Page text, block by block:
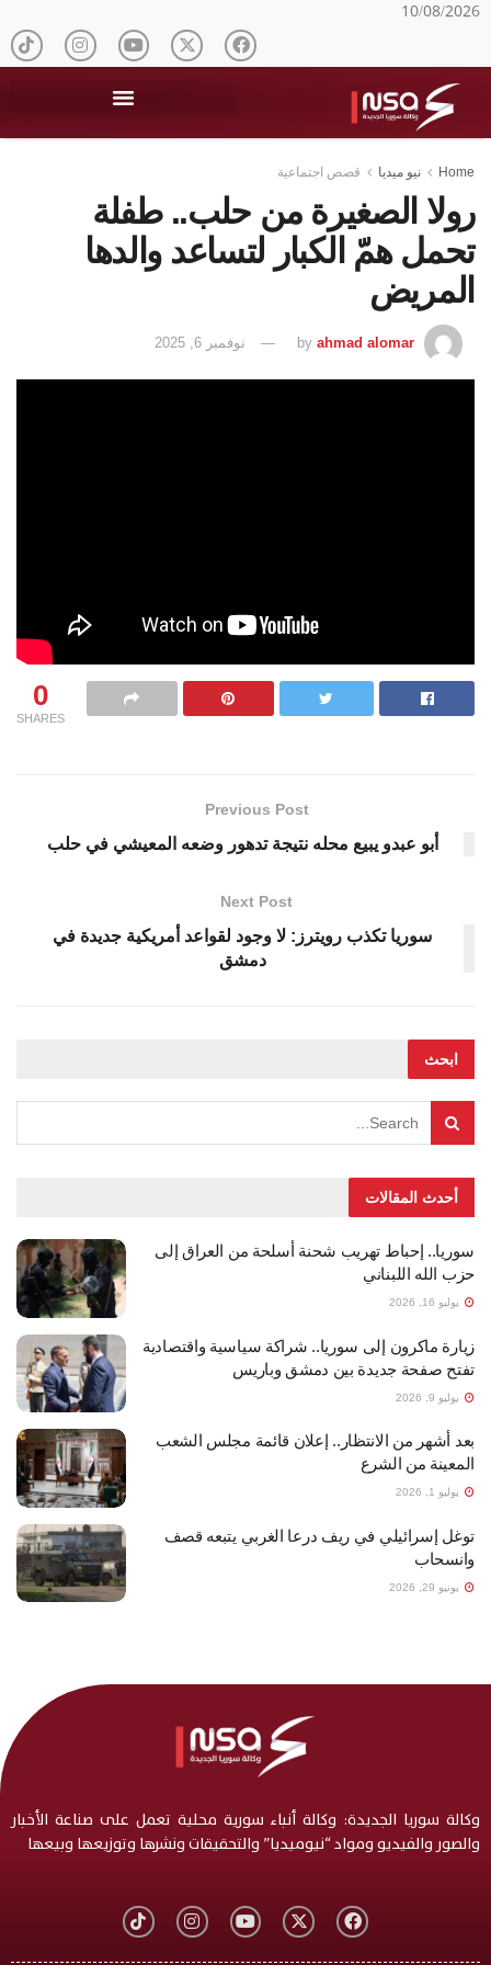
10/08/2026
Home نيو ميديا قصص اجتماعية
رولا الصغيرة من حلب.. طفلة
تحمل همّ الكبار لتساعد والدها
المريض
by ahmad alomar نوفمبر 6, 2025
0
SHARES
Previous Post
أبو عبدو يبيع محله نتيجة تدهور وضعه المعيشي في حلب
Next Post
سوريا تكذب رويترز: لا وجود لقواعد أمريكية جديدة في
دمشق
ابحث
أحدث المقالات
سوريا.. إحباط تهريب شحنة أسلحة من العراق إلى
حزب الله اللبناني
يوليو 16, 2026
زيارة ماكرون إلى سوريا.. شراكة سياسية واقتصادية
تفتح صفحة جديدة بين دمشق وباريس
يوليو 9, 2026
بعد أشهر من الانتظار.. إعلان قائمة مجلس الشعب
المعينة من الشرع
يوليو 1, 2026
توغل إسرائيلي في ريف درعا الغربي يتبعه قصف
وانسحاب
يونيو 29, 2026
وكالة سوريا الجديدة: وكالة أنباء سورية محلية تعمل على صناعة الأخبار
والصور والفيديو ومواد “نيوميديا” والتحقيقات ونشرها وتوزيعها وبيعها